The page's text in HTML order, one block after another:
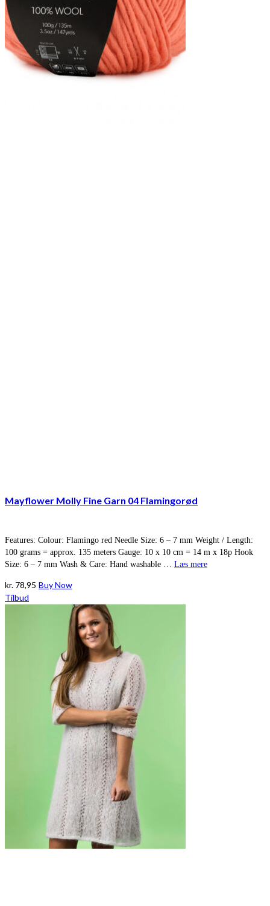
Mayflower Molly Fine Garn 04 Flamingorød
Features: Colour: Flamingo red Needle Size: 6 – 7 mm Weight / Length:
100 grams = approx. 135 meters Gauge: 10 x 10 cm = 14 m x 18p Hook
Size: 6 – 7 mm Wash & Care: Hand washable … Læs mere
kr. 78,95 Buy Now
Tilbud